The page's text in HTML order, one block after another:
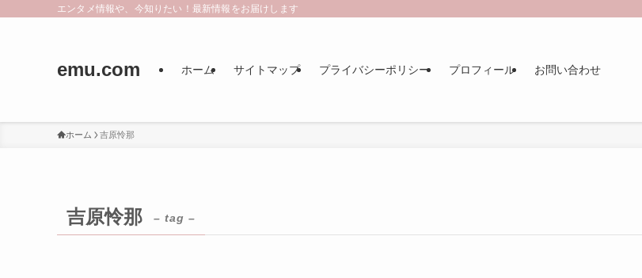
エンタメ情報や、今知りたい！最新情報をお届けします
emu.com ホーム サイトマップ プライバシーポリシー プロフィール お問い合わせ
ホーム 吉原怜那
吉原怜那 – tag –